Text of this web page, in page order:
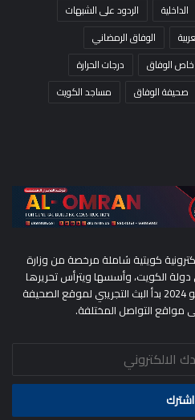
الداخلية
الردود على الشبهات
الوفاق الرمضاني
خاص الوفاق
درجات الحرارة
صحيفة الوفاق
مساجد الكويت
كويتية شاملة مرخصة من وزارة
دولة الكويت، وأسسها ويترأس تحريرها
الكاتب/ مطلق الحريجي ، وفي مايو 2024 بدأ البث التجريبي لموقع الصحيفة
مواقع التواصل المختلفة.